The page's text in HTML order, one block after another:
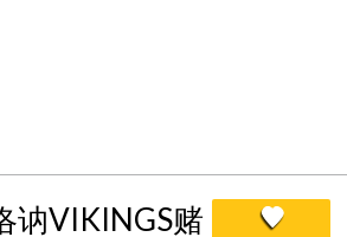
讷VIKINGS赌